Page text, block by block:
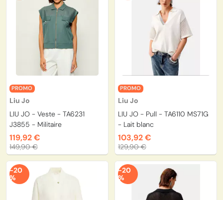
PROMO
Liu Jo
LIU JO - Veste - TA6231
J3855 - Militaire
119,92 €
149,90 €
PROMO
Liu Jo
LIU JO - Pull - TA6110 MS71G
- Lait blanc
103,92 €
129,90 €
-20
%
-20
%